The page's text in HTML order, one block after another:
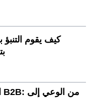
التأثير
كيف يقوم